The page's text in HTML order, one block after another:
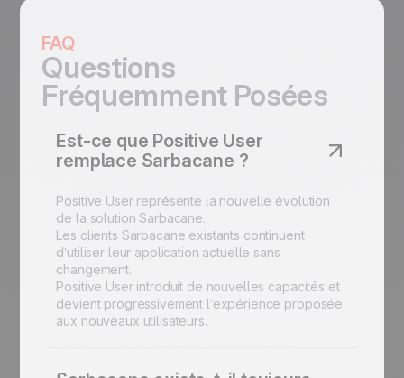
FAQ
Questions
Fréquemment Posées
Est-ce que Positive User
remplace Sarbacane ?
Positive User représente la nouvelle évolution
de la solution Sarbacane.
Les clients Sarbacane existants continuent
d’utiliser leur application actuelle sans
changement.
Positive User introduit de nouvelles capacités et
devient progressivement l’expérience proposée
aux nouveaux utilisateurs.